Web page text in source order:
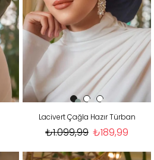
Lacivert Çağla Hazır Türban
₺189,99
₺1.099,99